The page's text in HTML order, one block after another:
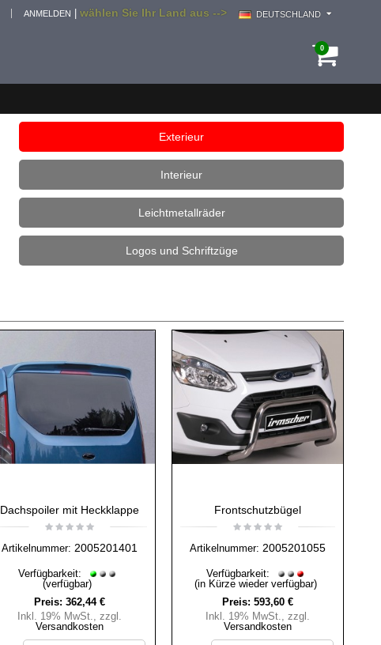
wählen Sie Ihr Land aus --> DEUTSCHLAND
ANMELDEN
0
Exterieur
Interieur
Leichtmetallräder
Logos und Schriftzüge
Dachspoiler mit Heckklappe
Artikelnummer: 2005201401
Verfügbarkeit:
(verfügbar)
Preis: 362,44 €
Inkl. 19% MwSt., zzgl.
Versandkosten
Frontschutzbügel
Artikelnummer: 2005201055
Verfügbarkeit:
(in Kürze wieder verfügbar)
Preis: 593,60 €
Inkl. 19% MwSt., zzgl.
Versandkosten